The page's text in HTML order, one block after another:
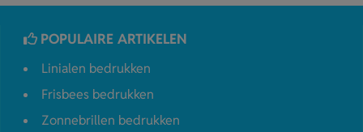
POPULAIRE ARTIKELEN
Linialen bedrukken
Frisbees bedrukken
Zonnebrillen bedrukken